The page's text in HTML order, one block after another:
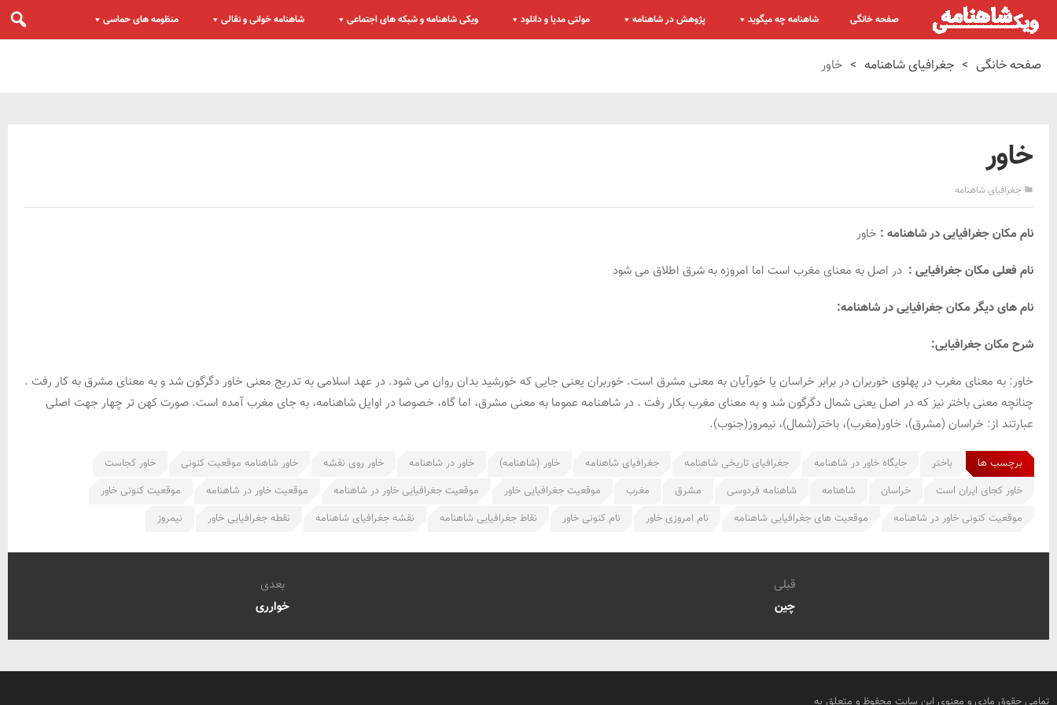
صفحه خانگی شاهنامه چه میگوید پژوهش در شاهنامه مولتی مدیا و دانلود ویکی شاهنامه و شبکه های اجتماعی شاهنامه خوانی و نقالی منظومه های حماسی
صفحه خانگی > جغرافیای شاهنامه > خاور
خاور
جغرافیای شاهنامه
نام مکان جغرافیایی در شاهنامه : خاور
نام فعلی مکان جغرافیایی : در اصل به معنای مغرب است اما امروزه به شرق اطلاق می شود
نام های دیگر مکان جغرافیایی در شاهنامه:
شرح مکان جغرافیایی:
خاور: به معنای مغرب در پهلوی خوربران در برابر خراسان یا خورآیان به معنی مشرق است. خوربران یعنی جایی که خورشید بدان روان می شود. در عهد اسلامی به تدریج معنی خاور دگرگون شد و به معنای مشرق به کار رفت .
چنانچه معنی باختر نیز که در اصل یعنی شمال دگرگون شد و به معنای مغرب بکار رفت . در شاهنامه عموما به معنی مشرق، اما گاه، خصوصا در اوایل شاهنامه، به جای مغرب آمده است. صورت کهن تر چهار جهت اصلی
عبارتند از: خراسان (مشرق)، خاور(مغرب)، باختر(شمال)، نیمروز(جنوب).
برچسب ها باختر جایگاه خاور در شاهنامه جغرافیای تاریخی شاهنامه جغرافیای شاهنامه خاور (شاهنامه) خاور در شاهنامه خاور روی نقشه خاور شاهنامه موقعیت کنونی
خاور کجاست
خاور کجای ایران است
خراسان شاهنامه شاهنامه فردوسی مشرق مغرب موقعیت جغرافیایی خاور موقعیت جغرافیایی خاور در شاهنامه موقعیت خاور در شاهنامه
موقعیت کنونی خاور
موقعیت کنونی خاور در شاهنامه
موقعیت های جغرافیایی شاهنامه نام امروزی خاور نام کنونی خاور نقاط جغرافیایی شاهنامه نقشه جغرافیای شاهنامه نقطه جغرافیایی خاور نیمروز
قبلی
چین
بعدی
خوارری
تمامی حقوق مادی و معنوی این سایت محفوظ و متعلق به